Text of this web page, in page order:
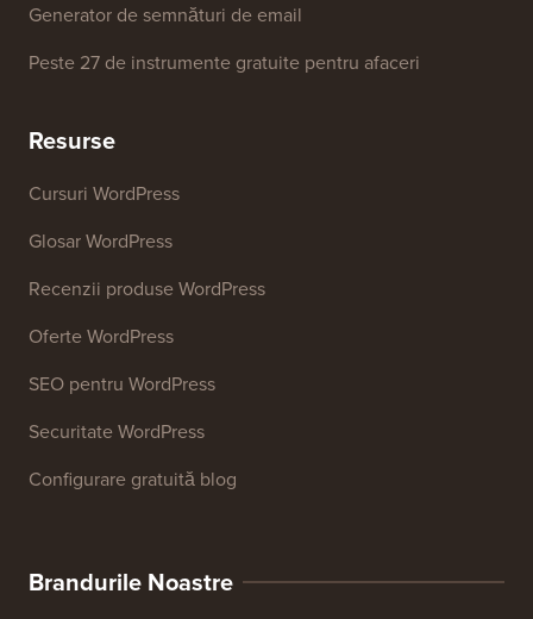
Generator de semnături de email
Peste 27 de instrumente gratuite pentru afaceri
Resurse
Cursuri WordPress
Glosar WordPress
Recenzii produse WordPress
Oferte WordPress
SEO pentru WordPress
Securitate WordPress
Configurare gratuită blog
Brandurile Noastre